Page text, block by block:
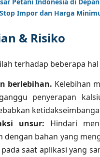
Petani Indonesia di
Impor dan Harga
& Risiko
terhadap beberapa
berlebihan. Kelebihan
penyerapan
unsur: Hindari
dengan bahan yang
saat aplikasi yang